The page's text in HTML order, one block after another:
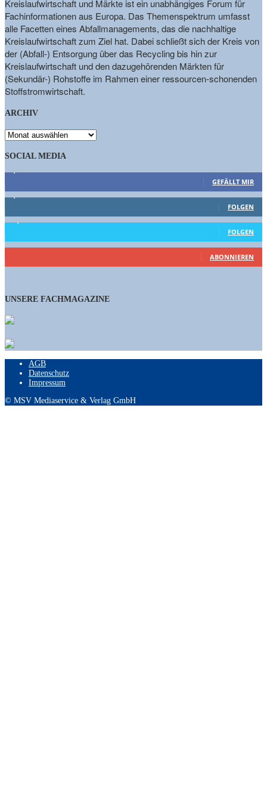
Kreislaufwirtschaft und Märkte ist ein unabhängiges Forum für
Fachinformationen aus Europa. Das Themenspektrum umfasst
alle Facetten eines Abfallmanagements, das die nachhaltige
Kreislaufwirtschaft zum Ziel hat. Dabei schließt sich der Kreis von
der (Abfall-) Entsorgung über das Recycling bis hin zur
Kreislaufwirtschaft und den dazugehörenden Märkten für
(Sekundär-) Rohstoffe im Rahmen einer ressourcen-schonenden
Stoffstromwirtschaft.
ARCHIV
ARCHIV
SOCIAL MEDIA
GEFÄLLT MIR
1,662 Follower
FOLGEN
15,658 Follower
FOLGEN
460 Abonnenten
ABONNIEREN
UNSERE FACHMAGAZINE
AGB
Datenschutz
Impressum
© MSV Mediaservice & Verlag GmbH